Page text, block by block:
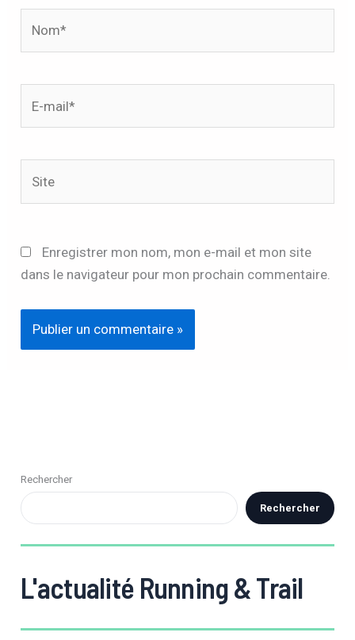
mail*
Enregistrer mon nom, mon e-mail et mon site
dans le navigateur pour mon prochain commentaire.
Rechercher
Rechercher
L'actualité Running & Trail